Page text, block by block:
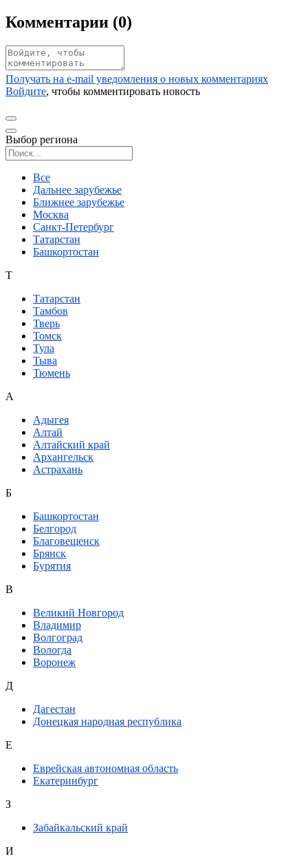
Комментарии (0)
Получать на e‑mail уведомления о новых комментариях
Войдите, чтобы комментировать новость
Выбор региона
Все
Дальнее зарубежье
Ближнее зарубежье
Москва
Санкт-Петербург
Татарстан
Башкортостан
Т
Татарстан
Тамбов
Тверь
Томск
Тула
Тыва
Тюмень
А
Адыгея
Алтай
Алтайский край
Архангельск
Астрахань
Б
Башкортостан
Белгород
Благовещенск
Брянск
Бурятия
В
Великий Новгород
Владимир
Волгоград
Вологда
Воронеж
Д
Дагестан
Донецкая народная республика
Е
Еврейская автономная область
Екатеринбург
З
Забайкальский край
И